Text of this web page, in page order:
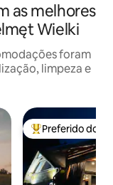
as melhores
Wielki
foram
limpeza e
Entre os
Preferido dos